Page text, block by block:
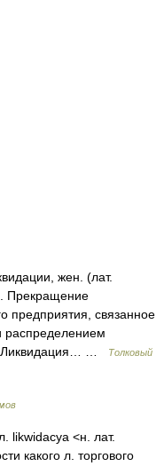
жен. (лат.
Прекращение
предприятия, связанное
распределением
Ликвидация… …
Толковый
likwidacya <н. лат.
какого л. торгового